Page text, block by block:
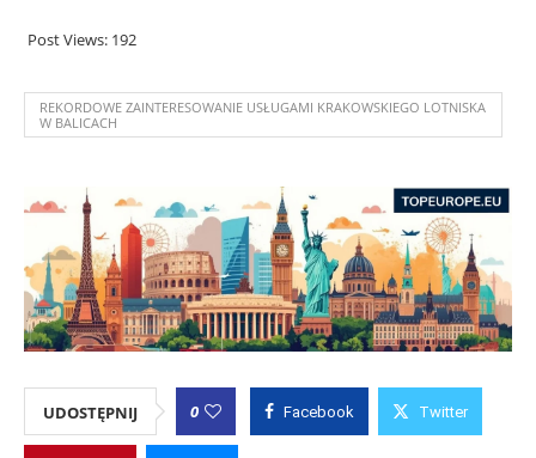
Post Views: 192
REKORDOWE ZAINTERESOWANIE USŁUGAMI KRAKOWSKIEGO LOTNISKA
W BALICACH
UDOSTĘPNIJ 0 Facebook Twitter